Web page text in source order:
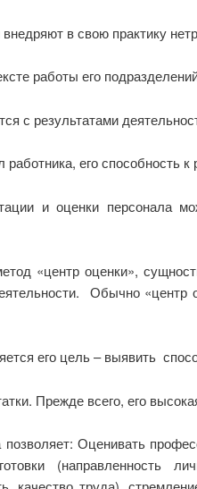
в свою практику
работы его
с результатами
его способность
и оценки персонала
«центр оценки»,
Обычно
его цель – выявить
Прежде всего, его
Оценивать
(направленность